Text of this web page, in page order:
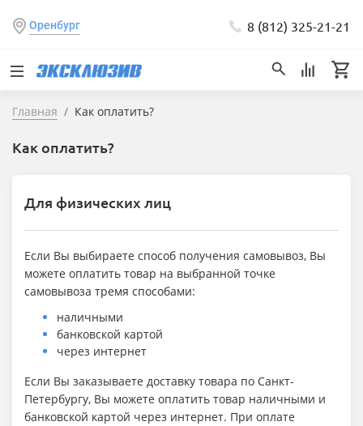
Оренбург 8 (812) 325-21-21
Главная Как оплатить?
Как оплатить?
Для физических лиц
Если Вы выбираете способ получения самовывоз, Вы
можете оплатить товар на выбранной точке
самовывоза тремя способами:
наличными
банковской картой
через интернет
Если Вы заказываете доставку товара по Санкт-
Петербургу, Вы можете оплатить товар наличными и
банковской картой через интернет. При оплате